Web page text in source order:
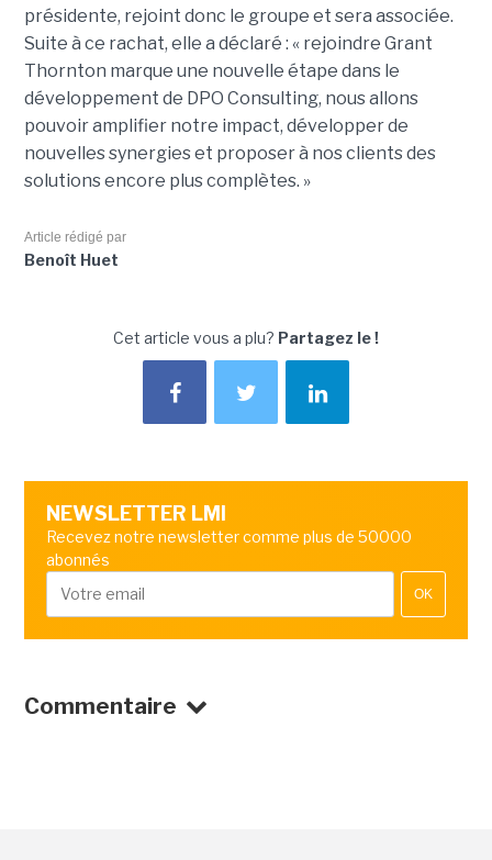
présidente, rejoint donc le groupe et sera associée.
Suite à ce rachat, elle a déclaré : « rejoindre Grant
Thornton marque une nouvelle étape dans le
développement de DPO Consulting, nous allons
pouvoir amplifier notre impact, développer de
nouvelles synergies et proposer à nos clients des
solutions encore plus complètes. »
Article rédigé par
Benoît Huet
Cet article vous a plu? Partagez le !
NEWSLETTER LMI
Recevez notre newsletter comme plus de 50000
abonnés
OK
Commentaire